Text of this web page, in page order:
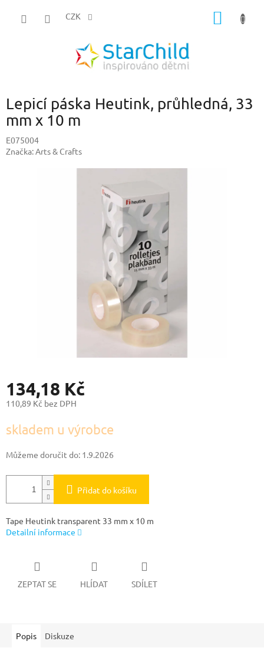
CZK
Lepicí páska Heutink, průhledná, 33
mm x 10 m
E075004
Značka:Arts & Crafts
134,18 Kč
110,89 Kč bez DPH
cena:
skladem u výrobce
Můžeme doručit do: 1.9.2026
Přidat do košíku
Tape Heutink transparent 33 mm x 10 m
Detailní informace
ZEPTAT SE HLÍDAT SDÍLET
Popis Diskuze